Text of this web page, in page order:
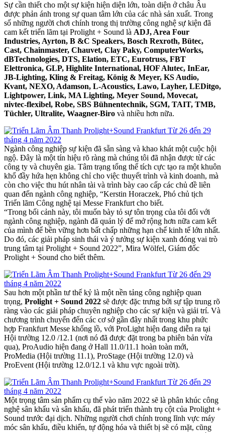
Sự cần thiết cho một sự kiện hiện diện lớn, toàn diện ở châu Âu
được phản ánh trong sự quan tâm lớn của các nhà sản xuất. Trong
số những người chơi chính trong thị trường công nghệ sự kiện đã
cam kết triển lãm tại Prolight + Sound là ADJ, Area Four
Industries, Ayrton, B &C Speakers, Bosch Rexroth, Bütec,
Cast, Chainmaster, Chauvet, Clay Paky, ComputerWorks,
dBTechnologies, DTS, Elation, ETC, Eurotruss, FBT
Elettronica, GLP, Highlite International, HOF Alutec, InEar,
JB-Lighting, Kling & Freitag, König & Meyer, KS Audio,
Kvant, NEXO, Adamson, L-Acoustics, Lawo, Layher, LEDitgo,
Lightpower, Link, MA Lighting, Meyer Sound, Movecat,
nivtec-flexibel, Robe, SBS Bühnentechnik, SGM, TAIT, TMB,
Tüchler, Ultralite, Waagner-Biro và nhiều hơn nữa.
Ngành công nghiệp sự kiện đã sẵn sàng và khao khát một cuộc hội
ngộ. Đây là một tín hiệu rõ ràng mà chúng tôi đã nhận được từ các
công ty và chuyên gia. Tâm trạng tổng thể tích cực tạo ra một khuôn
khổ đầy hứa hẹn không chỉ cho việc thuyết trình và kinh doanh, mà
còn cho việc thu hút nhân tài và trình bày cao cấp các chủ đề liên
quan đến ngành công nghiệp, “Kerstin Horaczek, Phó chủ tịch
Triển lãm Công nghệ tại Messe Frankfurt cho biết.
“Trong bối cảnh này, tôi muốn bày tỏ sự tôn trọng của tôi đối với
ngành công nghiệp, ngành đã quản lý để mở rộng hơn nữa cam kết
của mình để bền vững hơn bất chấp những hạn chế kinh tế lớn nhất.
Do đó, các giải pháp sinh thái và ý tưởng sự kiện xanh đóng vai trò
trung tâm tại Prolight + Sound 2022”, Mira Wölfel, Giám đốc
Prolight + Sound cho biết thêm.
Sau hơn một phần tư thế kỷ là một nền tảng công nghiệp quan
trọng, Prolight + Sound 2022 sẽ được đặc trưng bởi sự tập trung rõ
ràng vào các giải pháp chuyên nghiệp cho các sự kiện và giải trí. Và
chương trình chuyển đến các cơ sở gần đây nhất trong khu phức
hợp Frankfurt Messe khổng lồ, với ProLight hiện đang diễn ra tại
Hội trường 12.0 /12.1 (nơi nó đã được đặt trong ba phiên bản vừa
qua), ProAudio hiện đang ở Hall 11.0/11.1 hoàn toàn mới,
ProMedia (Hội trường 11.1), ProStage (Hội trường 12.0) và
ProEvent (Hội trường 12.0/12.1 và khu vực ngoài trời).
Một trọng tâm sản phẩm cụ thể vào năm 2022 sẽ là phân khúc công
nghệ sân khấu và sân khấu, đã phát triển thành trụ cột của Prolight +
Sound trước đại dịch. Những người chơi chính trong lĩnh vực máy
móc sân khấu, điều khiển, tự động hóa và thiết bị sẽ có mặt, cũng